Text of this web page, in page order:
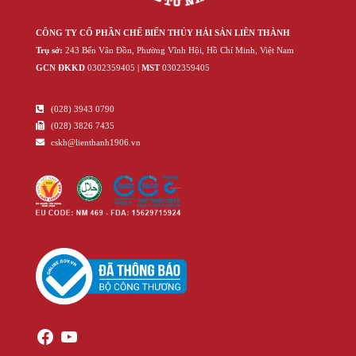
CÔNG TY CỔ PHẦN CHẾ BIẾN THỦY HẢI SẢN LIÊN THÀNH
Trụ sở: 243 Bến Vân Đồn, Phường Vĩnh Hội, Hồ Chí Minh, Việt Nam
GCN ĐKKD ‍030‍2359405 | MST‍030‍2359405
(028) 3943 0790
(028) 3826 7435
cskh@lienthanh1906.vn
Facebook
YouTube